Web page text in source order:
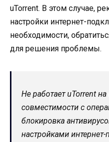
uTorrent. В этом случае,
настройки интернет-
необходимости,
для решения проблемы.
Не работает uTorrent
совместимости с
блокировка
настройками